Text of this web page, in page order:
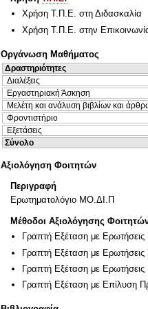
Χρήση Τ.Π.Ε. στη Διδασκαλία
Χρήση Τ.Π.Ε. στην Επικοινωνία
Οργάνωση Μαθήματος
Δραστηριότητες
Διαλέξεις
Εργαστηριακή Άσκηση
Μελέτη και ανάλυση βιβλίων και
Φροντιστήριο
Εξετάσεις
Σύνολο
Αξιολόγηση Φοιτητών
Περιγραφή
Ερωτηματολόγιο ΜΟ.ΔΙ.Π
Μέθοδοι Αξιολόγησης
Γραπτή Εξέταση με
Γραπτή Εξέταση με
Γραπτή Εξέταση με
Γραπτή Εξέταση με Επίλυση